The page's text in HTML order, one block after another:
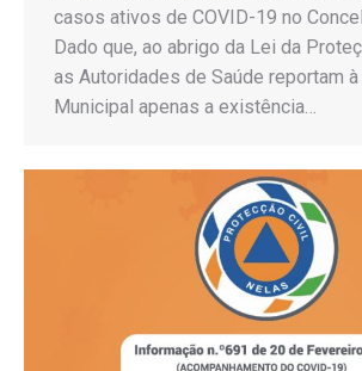
casos ativos de COVID-19 no
Dado que, ao abrigo da Lei da
as Autoridades de Saúde reportam
Municipal apenas a existência…